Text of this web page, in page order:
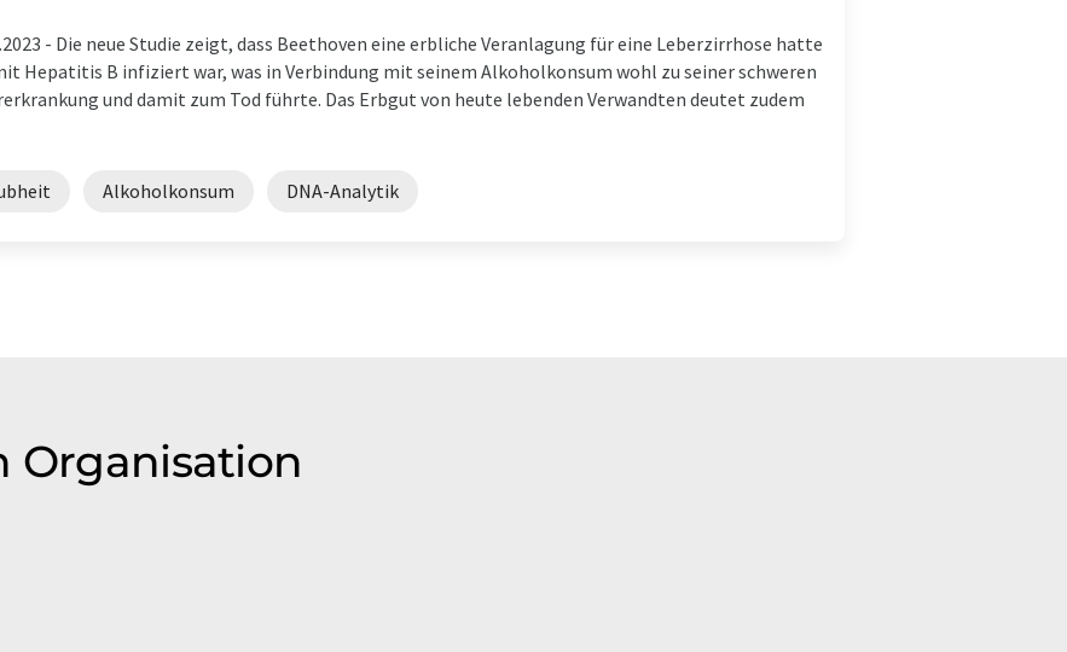
- Die neue Studie zeigt, dass Beethoven eine erbliche Veranlagung für eine Leberzirrhose hatte
Hepatitis B infiziert war, was in Verbindung mit seinem Alkoholkonsum wohl zu seiner schweren
und damit zum Tod führte. Das Erbgut von heute lebenden Verwandten deutet zudem
Alkoholkonsum DNA-Analytik
Organisation